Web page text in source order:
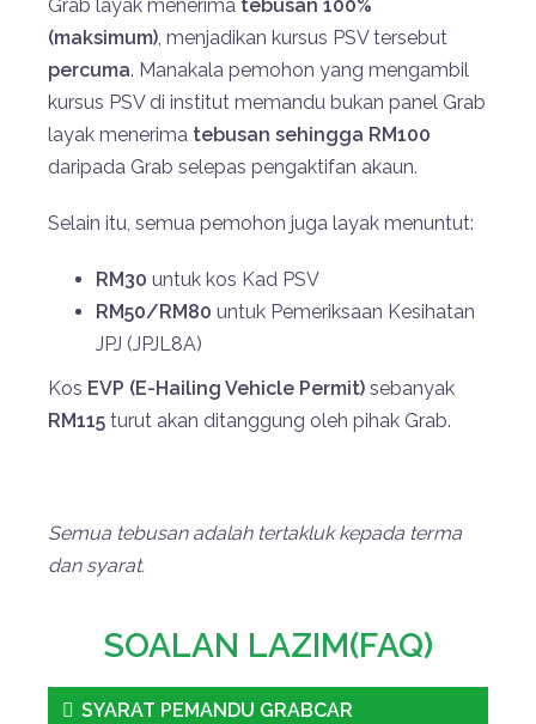
Grab layak menerima tebusan 100%
(maksimum) , menjadikan kursus PSV tersebut
percuma. Manakala pemohon yang mengambil
kursus PSV di institut memandu bukan panel Grab
layak menerima tebusan sehingga RM100
daripada Grab selepas pengaktifan akaun.
Selain itu, semua pemohon juga layak menuntut:
RM30 untuk kos Kad PSV
RM50/RM80 untuk Pemeriksaan Kesihatan
JPJ (JPJL8A)
Kos EVP (E-Hailing Vehicle Permit) sebanyak
RM115 turut akan ditanggung oleh pihak Grab.
Semua tebusan adalah tertakluk kepada terma
dan syarat.
SOALAN LAZIM(FAQ)
SYARAT PEMANDU GRABCAR